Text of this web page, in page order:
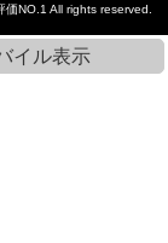
価NO.1 All rights reserved.
イル表示